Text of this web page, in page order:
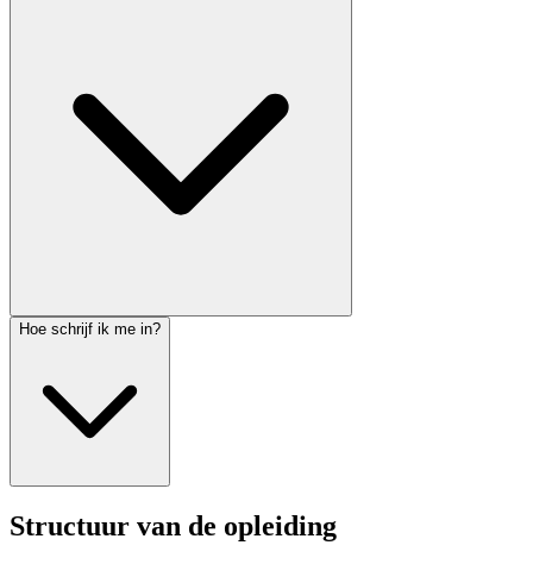
Hoe schrijf ik me in?
Structuur van de opleiding